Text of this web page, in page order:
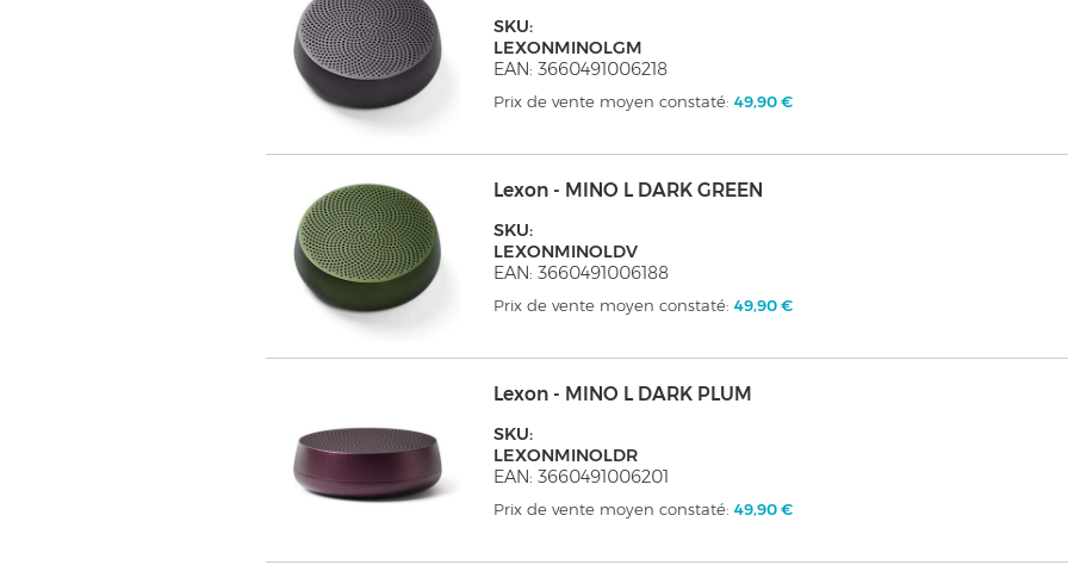
SKU:
LEXONMINOLGM
EAN: 3660491006218
Prix de vente moyen constaté:49,90 €
Lexon - MINO L DARK GREEN
SKU:
LEXONMINOLDV
EAN: 3660491006188
Prix de vente moyen constaté:49,90 €
Lexon - MINO L DARK PLUM
SKU:
LEXONMINOLDR
EAN: 3660491006201
Prix de vente moyen constaté:49,90 €